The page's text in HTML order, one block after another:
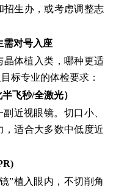
生办，或考虑调整志
需对号入座
晶体植入类，哪种更适
标专业的体检要求：
飞秒/全激光）
近视眼镜。切口小、
适合大多数中低度近
”植入眼内，不切削角